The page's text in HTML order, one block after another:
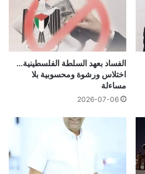
الفساد بعهد السلطة الفلسطينية…
اختلاس ورشوة ومحسوبية بلا
مساءلة
2026-07-06